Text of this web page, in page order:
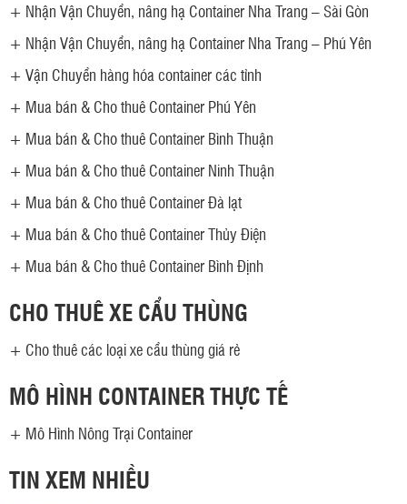
+ Nhận Vận Chuyển, nâng hạ Container Nha Trang – Sài Gòn
+ Nhận Vận Chuyển, nâng hạ Container Nha Trang – Phú Yên
+ Vận Chuyển hàng hóa container các tỉnh
+ Mua bán & Cho thuê Container Phú Yên
+ Mua bán & Cho thuê Container Bình Thuận
+ Mua bán & Cho thuê Container Ninh Thuận
+ Mua bán & Cho thuê Container Đà lạt
+ Mua bán & Cho thuê Container Thủy Điện
+ Mua bán & Cho thuê Container Bình Định
CHO THUÊ XE CẨU THÙNG
+ Cho thuê các loại xe cẩu thùng giá rẻ
MÔ HÌNH CONTAINER THỰC TẾ
+ Mô Hình Nông Trại Container
TIN XEM NHIỀU